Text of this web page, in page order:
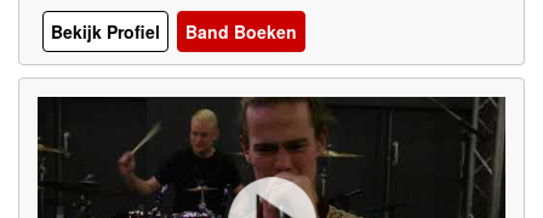
Bekijk Profiel
Band Boeken